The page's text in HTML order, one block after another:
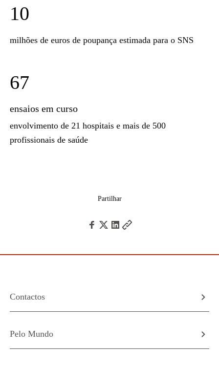
10
milhões de euros de poupança estimada para o SNS
67
ensaios em curso
envolvimento de 21 hospitais e mais de 500
profissionais de saúde
Partilhar
Contactos
Pelo Mundo